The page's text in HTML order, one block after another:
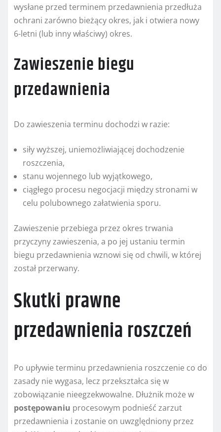
wysłane przed terminem przedawnienia przedłuża
ochrani zarówno bieżący okres, jak i otwiera nowy
6-letni (lub inny właściwy) okres.
Zawieszenie biegu
przedawnienia
Do zawieszenia terminu dochodzi w razie:
siły wyższej, uniemożliwiającej dochodzenie
roszczenia,
stanu wojennego lub wyjątkowego,
ciągłego procesu negocjacji między stronami w
celu polubownego załatwienia sporu.
Zawieszenie przebiega przez okres trwania
przyczyny zawieszenia, a po jej ustaniu termin
biegu przedawnienia wznowi się od chwili, w której
został przerwany.
Skutki prawne
przedawnienia roszczeń
Po upływie terminu przedawnienia roszczenie co do
zasady nie wygasa, lecz przekształca się w
zobowiązanie nieegzekwowalne. Dłużnik może w
postępowaniu procesowym podnieść zarzut
przedawnienia i zostanie on uwzględniony przez